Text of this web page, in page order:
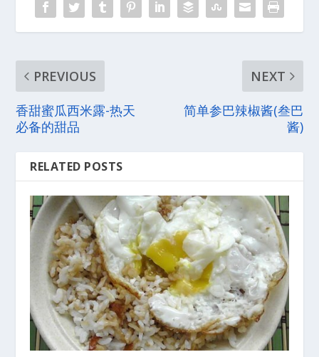
PREVIOUS
香甜蜜瓜西米露-热天
必备的甜品
NEXT
简单参巴辣椒酱(叁巴
酱)
RELATED POSTS